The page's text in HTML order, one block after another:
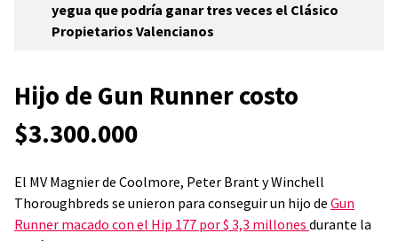
yegua que podría ganar tres veces el Clásico
Propietarios Valencianos
Hijo de Gun Runner costo
$3.300.000
El MV Magnier de Coolmore, Peter Brant y Winchell
Thoroughbreds se unieron para conseguir un hijo de Gun
Runner macado con el Hip 177 por $ 3,3 millones durante la